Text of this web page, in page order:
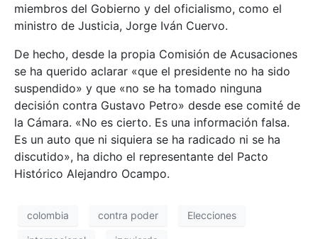
miembros del Gobierno y del oficialismo, como el
ministro de Justicia, Jorge Iván Cuervo.
De hecho, desde la propia Comisión de Acusaciones
se ha querido aclarar «que el presidente no ha sido
suspendido» y que «no se ha tomado ninguna
decisión contra Gustavo Petro» desde ese comité de
la Cámara. «No es cierto. Es una información falsa.
Es un auto que ni siquiera se ha radicado ni se ha
discutido», ha dicho el representante del Pacto
Histórico Alejandro Ocampo.
colombia contra poder Elecciones